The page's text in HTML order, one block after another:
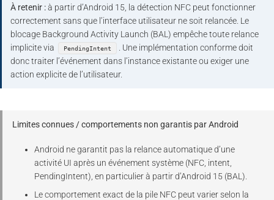
À retenir :à partir d’Android 15, la détection NFC peut fonctionner
correctement sans que l’interface utilisateur ne soit relancée. Le
blocage Background Activity Launch (BAL) empêche toute relance
implicite via
PendingIntent
. Une implémentation conforme doit
donc traiter l’événement dans l’instance existante ou exiger une
action explicite de l’utilisateur.
Limites connues / comportements non garantis par Android
Android ne garantit pas la relance automatique d’une
activité UI après un événement système (NFC, intent,
PendingIntent), en particulier à partir d’Android 15 (BAL).
Le comportement exact de la pile NFC peut varier selon la